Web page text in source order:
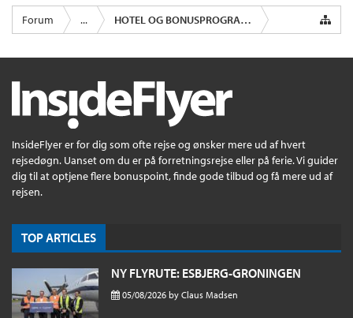
Forum ... HOTEL OG BONUSPROGRAMMER
InsideFlyer er for dig som ofte rejse og ønsker mere ud af hvert
rejsedøgn. Uanset om du er på forretningsrejse eller på ferie. Vi guider
dig til at optjene flere bonuspoint, finde gode tilbud og få mere ud af
rejsen.
TOP ARTICLES
NY FLYRUTE: ESBJERG-GRONINGEN
05/08/2026 by Claus Madsen